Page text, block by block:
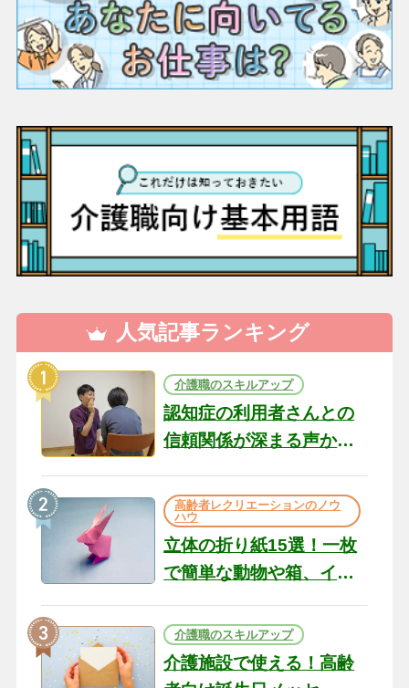
人気記事ランキング
介護職のスキルアップ
認知症の利用者さんとの
信頼関係が深まる声かけ
の現場から（22）
高齢者レクリエーションのノウ
ハウ
立体の折り紙15選！一枚
で簡単な動物や箱、イン
介護職のスキルアップ
介護施設で使える！高齢